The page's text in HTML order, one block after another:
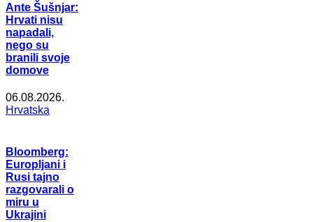
Ante Šušnjar:
Hrvati nisu
napadali,
nego su
branili svoje
domove
06.08.2026.
Hrvatska
Bloomberg:
Europljani i
Rusi tajno
razgovarali o
miru u
Ukrajini